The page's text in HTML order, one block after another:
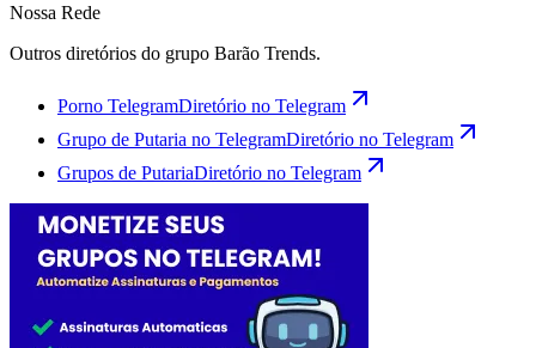
Nossa Rede
Outros diretórios do grupo Barão Trends.
Porno TelegramDiretório no Telegram
Grupo de Putaria no TelegramDiretório no Telegram
Grupos de PutariaDiretório no Telegram